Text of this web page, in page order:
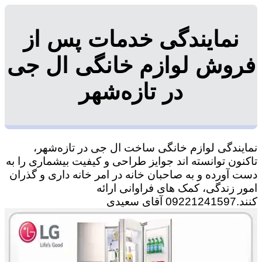
نمایندگی خدمات پس از
فروش لوازم خانگی ال جی
در تازه‌شهر
نمایندگی لوازم خانگی ساخت ال جی در تازه‌شهر،
تاکنون توانسته اند جوایز طراحی و کیفیت بیشماری را به
دست آورده و به صاحبان خانه در امر خانه داری و گذران
امور زندگی، کمک های فراوانی ارائه
کنند.09221241597 آقای سعیدی